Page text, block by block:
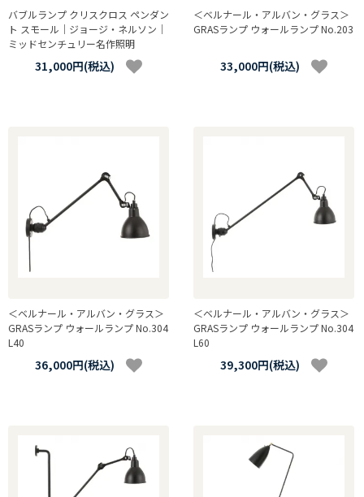
バブルランプ クリスクロス ペンダン
ト スモール｜ジョージ・ネルソン｜
ミッドセンチュリー名作照明
31,000円(税込)
＜ベルナール・アルバン・グラス＞
GRASランプ ウォールランプ No.203
33,000円(税込)
＜ベルナール・アルバン・グラス＞
GRASランプ ウォールランプ No.304
L40
36,000円(税込)
＜ベルナール・アルバン・グラス＞
GRASランプ ウォールランプ No.304
L60
39,300円(税込)